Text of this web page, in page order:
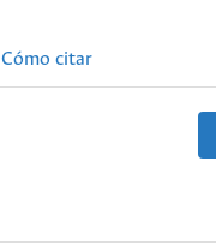
Cómo citar